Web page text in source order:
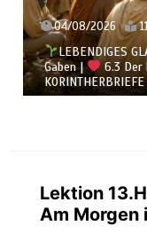
04/08/2026
LEBENDIGES
Gaben |
6.3 Der
KORINTHERBRIEFE
Lektion
Am Morgen